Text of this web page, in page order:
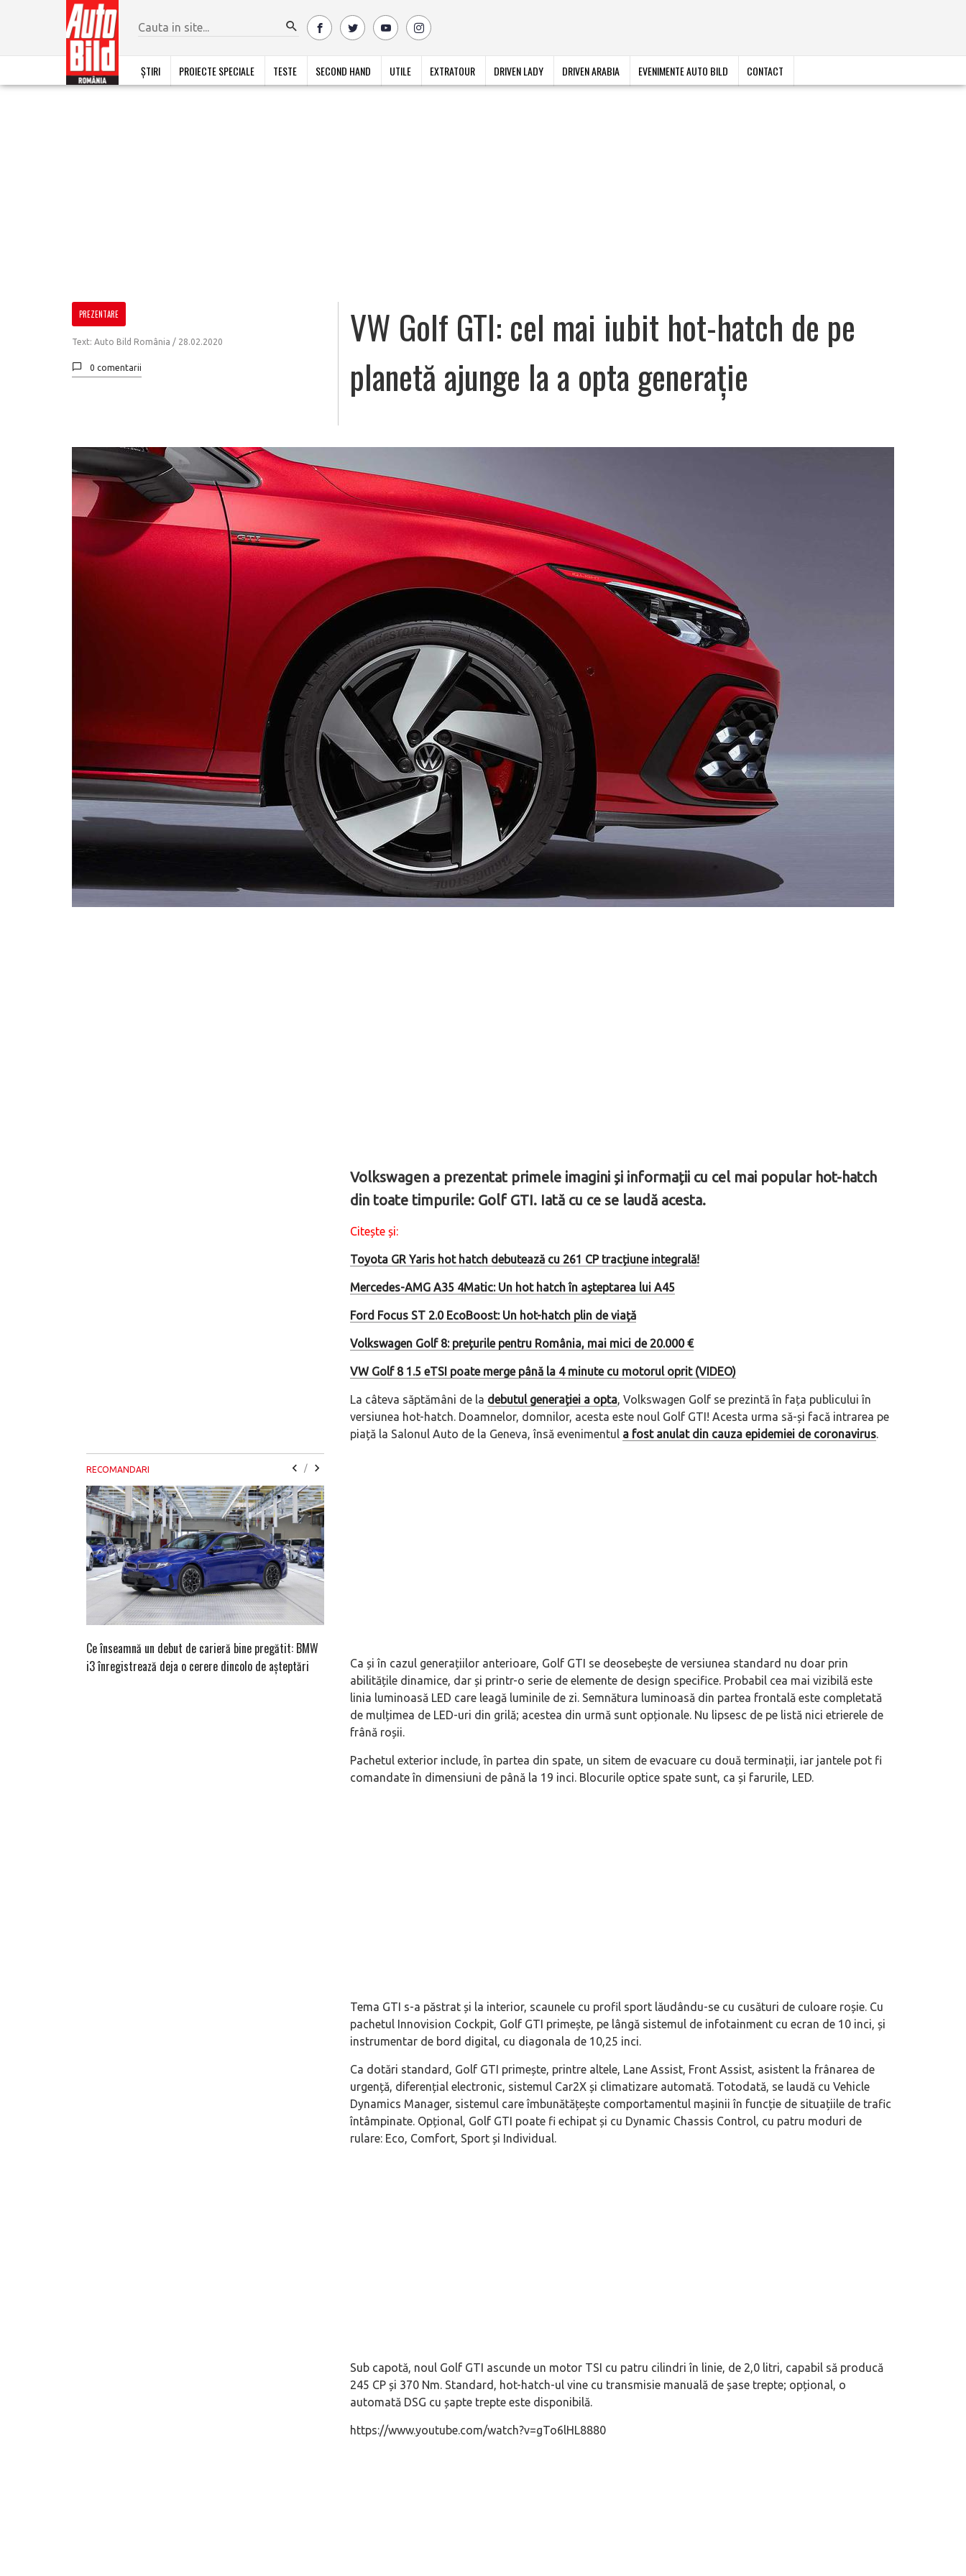
ȘTIRI PROIECTE SPECIALE TESTE SECOND HAND UTILE EXTRATOUR DRIVEN LADY DRIVEN ARABIA EVENIMENTE AUTO BILD CONTACT
PREZENTARE
Text: Auto Bild România / 28.02.2020
0 comentarii
VW Golf GTI: cel mai iubit hot-hatch de pe
planetă ajunge la a opta generație
Volkswagen a prezentat primele imagini și informații cu cel mai popular hot-hatch
din toate timpurile: Golf GTI. Iată cu ce se laudă acesta.
Citește și:
Toyota GR Yaris hot hatch debutează cu 261 CP tracțiune integrală!
Mercedes-AMG A35 4Matic: Un hot hatch în așteptarea lui A45
Ford Focus ST 2.0 EcoBoost: Un hot-hatch plin de viață
Volkswagen Golf 8: prețurile pentru România, mai mici de 20.000 €
VW Golf 8 1.5 eTSI poate merge până la 4 minute cu motorul oprit (VIDEO)
La câteva săptămâni de la debutul generației a opta, Volkswagen Golf se prezintă în fața publicului în
versiunea hot-hatch. Doamnelor, domnilor, acesta este noul Golf GTI! Acesta urma să-și facă intrarea pe
piață la Salonul Auto de la Geneva, însă evenimentul a fost anulat din cauza epidemiei de coronavirus.
Ca și în cazul generațiilor anterioare, Golf GTI se deosebește de versiunea standard nu doar prin
abilitățile dinamice, dar și printr-o serie de elemente de design specifice. Probabil cea mai vizibilă este
linia luminoasă LED care leagă luminile de zi. Semnătura luminoasă din partea frontală este completată
de mulțimea de LED-uri din grilă; acestea din urmă sunt opționale. Nu lipsesc de pe listă nici etrierele de
frână roșii.
Pachetul exterior include, în partea din spate, un sitem de evacuare cu două terminații, iar jantele pot fi
comandate în dimensiuni de până la 19 inci. Blocurile optice spate sunt, ca și farurile, LED.
Tema GTI s-a păstrat și la interior, scaunele cu profil sport lăudându-se cu cusături de culoare roșie. Cu
pachetul Innovision Cockpit, Golf GTI primește, pe lângă sistemul de infotainment cu ecran de 10 inci, și
instrumentar de bord digital, cu diagonala de 10,25 inci.
Ca dotări standard, Golf GTI primește, printre altele, Lane Assist, Front Assist, asistent la frânarea de
urgență, diferențial electronic, sistemul Car2X și climatizare automată. Totodată, se laudă cu Vehicle
Dynamics Manager, sistemul care îmbunătățește comportamentul mașinii în funcție de situațiile de trafic
întâmpinate. Opțional, Golf GTI poate fi echipat și cu Dynamic Chassis Control, cu patru moduri de
rulare: Eco, Comfort, Sport și Individual.
Sub capotă, noul Golf GTI ascunde un motor TSI cu patru cilindri în linie, de 2,0 litri, capabil să producă
245 CP și 370 Nm. Standard, hot-hatch-ul vine cu transmisie manuală de șase trepte; opțional, o
automată DSG cu șapte trepte este disponibilă.
https://www.youtube.com/watch?v=gTo6lHL8880
RECOMANDARI /
Ce înseamnă un debut de carieră bine pregătit: BMW
i3 înregistrează deja o cerere dincolo de așteptări
pe mâna fetelor în competiția off-road Rebelle Rally Blackbird va suna ca un apropo. Unul pertinent, de
altfel!
de noua ediție limitată Lamborghini
60° Hommage